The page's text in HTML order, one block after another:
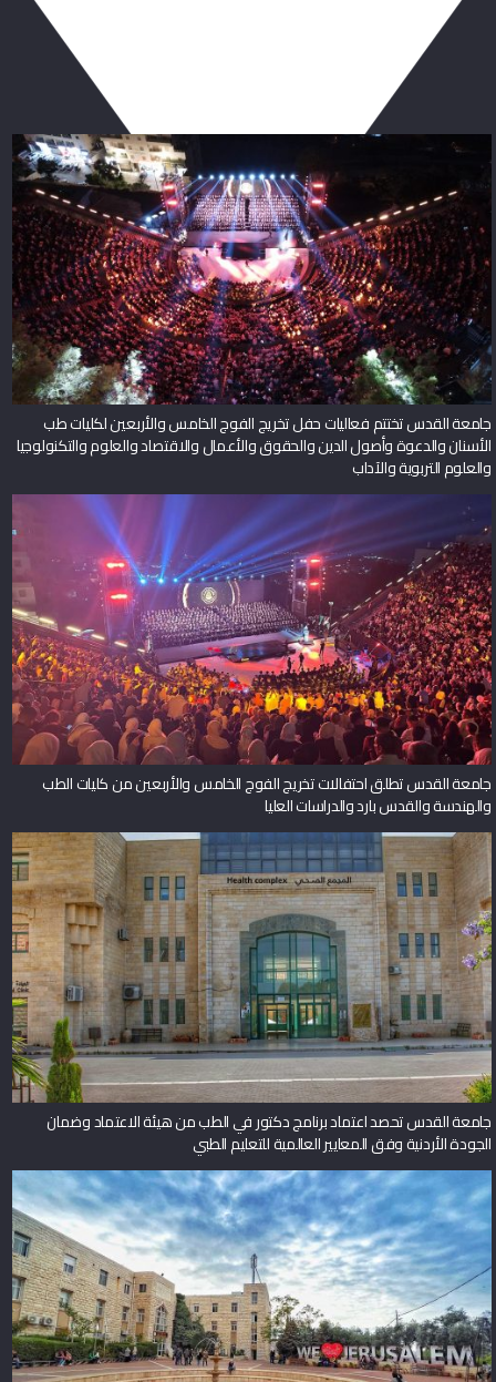
جامعة القدس تختتم فعاليات حفل تخريج الفوج الخامس والأربعين لكليات طب
الأسنان والدعوة وأصول الدين والحقوق والأعمال والاقتصاد والعلوم والتكنولوجيا
والعلوم التربوية والآداب
جامعة القدس تطلق احتفالات تخريج الفوج الخامس والأربعين من كليات الطب
والهندسة والقدس بارد والدراسات العليا
جامعة القدس تحصد اعتماد برنامج دكتور في الطب من هيئة الاعتماد وضمان
الجودة الأردنية وفق المعايير العالمية للتعليم الطبي